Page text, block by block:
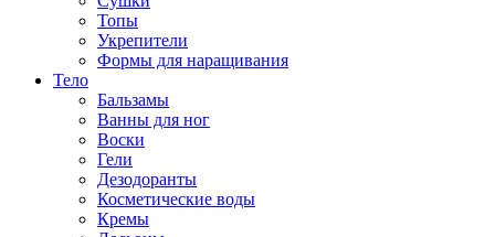
Топы
Укрепители
Формы для наращивания
Тело
Бальзамы
Ванны для ног
Воски
Гели
Дезодоранты
Косметические воды
Кремы